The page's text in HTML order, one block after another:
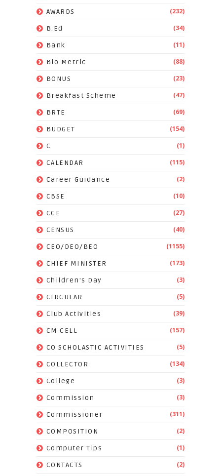
AWARDS (232)
B.Ed (34)
Bank (11)
Bio Metric (88)
BONUS (23)
Breakfast Scheme (47)
BRTE (69)
BUDGET (154)
C (1)
CALENDAR (115)
Career Guidance (2)
CBSE (10)
CCE (27)
CENSUS (40)
CEO/DEO/BEO (1155)
CHIEF MINISTER (173)
Children's Day (3)
CIRCULAR (5)
Club Activities (39)
CM CELL (157)
CO SCHOLASTIC ACTIVITIES (5)
COLLECTOR (134)
College (3)
Commission (3)
Commissioner (311)
COMPOSITION (2)
Computer Tips (1)
CONTACTS (2)